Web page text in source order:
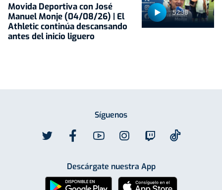
52:38
Movida Deportiva con José
Manuel Monje (04/08/26) | El
Athletic continúa descansando
antes del inicio liguero
Síguenos
Descárgate nuestra App